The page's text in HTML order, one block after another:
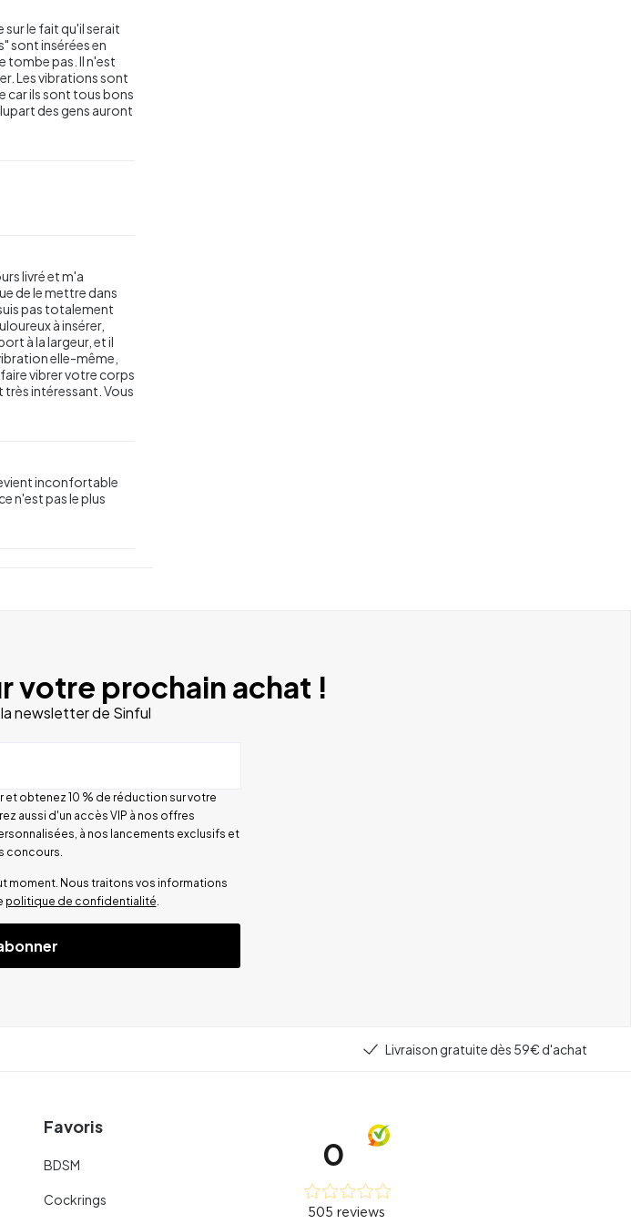
sur le fait qu'il serait
sont insérées en
tombe pas. Il n'est
Les vibrations sont
car ils sont tous bons
des gens auront
livré et m'a
de le mettre dans
pas totalement
à insérer,
à la largeur, et il
elle-même,
vibrer votre corps
intéressant. Vous
inconfortable
n'est pas le plus
votre prochain achat !
newsletter de Sinful
et obtenez 10 % de réduction sur votre
aussi d'un accès VIP à nos offres
à nos lancements exclusifs et
concours.
moment. Nous traitons vos informations
politique de confidentialité
Livraison gratuite dès 59€ d'achat
Favoris
BDSM
Cockrings